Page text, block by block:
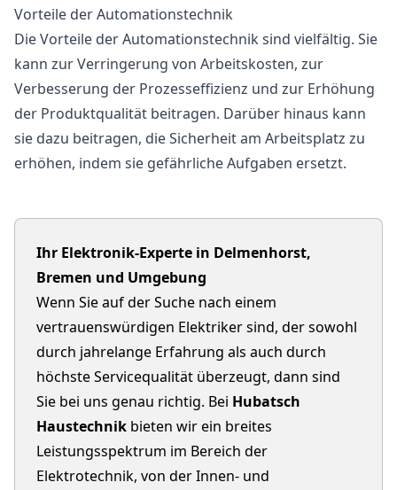
Vorteile der Automationstechnik
Die Vorteile der Automationstechnik sind vielfältig. Sie
kann zur Verringerung von Arbeitskosten, zur
Verbesserung der Prozesseffizienz und zur Erhöhung
der Produktqualität beitragen. Darüber hinaus kann
sie dazu beitragen, die Sicherheit am Arbeitsplatz zu
erhöhen, indem sie gefährliche Aufgaben ersetzt.
Ihr Elektronik-Experte in Delmenhorst,
Bremen und Umgebung
Wenn Sie auf der Suche nach einem
vertrauenswürdigen Elektriker sind, der sowohl
durch jahrelange Erfahrung als auch durch
höchste Servicequalität überzeugt, dann sind
Sie bei uns genau richtig. Bei Hubatsch
Haustechnik bieten wir ein breites
Leistungsspektrum im Bereich der
Elektrotechnik, von der Innen- und